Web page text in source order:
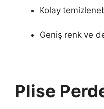
Kolay
Geniş renk ve
Plise